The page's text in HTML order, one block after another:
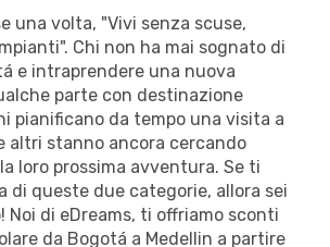
una volta, "Vivi senza scuse,
Chi non ha mai sognato di
e intraprendere una nuova
parte con destinazione
pianificano da tempo una visita a
altri stanno ancora cercando
loro prossima avventura. Se ti
di queste due categorie, allora sei
Noi di eDreams, ti offriamo sconti
da Bogotá a Medellin a partire